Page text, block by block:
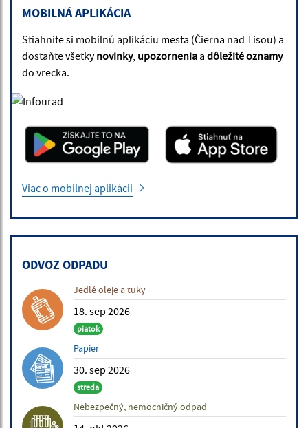
MOBILNÁ APLIKÁCIA
Stiahnite si mobilnú aplikáciu mesta (Čierna nad Tisou) a
dostaňte všetkynovinky, upozornenia a dôležité oznamy
do vrecka.
Viac o mobilnej aplikácii
ODVOZ ODPADU
Jedlé oleje a tuky
18. sep 2026
piatok
Papier
30. sep 2026
streda
Nebezpečný, nemocničný odpad